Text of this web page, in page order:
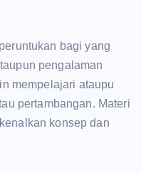
bagi yang
pengalaman
mempelajari ataupu
pertambangan. Materi
konsep dan